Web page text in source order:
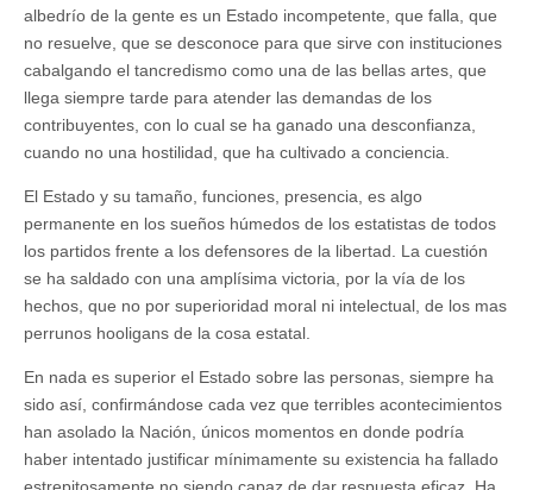
albedrío de la gente es un Estado incompetente, que falla, que
no resuelve, que se desconoce para que sirve con instituciones
cabalgando el tancredismo como una de las bellas artes, que
llega siempre tarde para atender las demandas de los
contribuyentes, con lo cual se ha ganado una desconfianza,
cuando no una hostilidad, que ha cultivado a conciencia.
El Estado y su tamaño, funciones, presencia, es algo
permanente en los sueños húmedos de los estatistas de todos
los partidos frente a los defensores de la libertad. La cuestión
se ha saldado con una amplísima victoria, por la vía de los
hechos, que no por superioridad moral ni intelectual, de los mas
perrunos hooligans de la cosa estatal.
En nada es superior el Estado sobre las personas, siempre ha
sido así, confirmándose cada vez que terribles acontecimientos
han asolado la Nación, únicos momentos en donde podría
haber intentado justificar mínimamente su existencia ha fallado
estrepitosamente no siendo capaz de dar respuesta eficaz. Ha